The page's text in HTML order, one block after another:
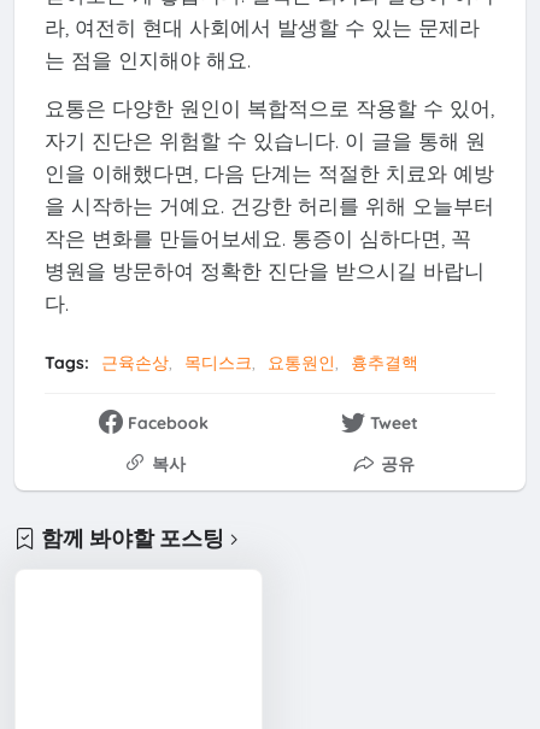
라, 여전히 현대 사회에서 발생할 수 있는 문제라
는 점을 인지해야 해요.
요통은 다양한 원인이 복합적으로 작용할 수 있어,
자기 진단은 위험할 수 있습니다. 이 글을 통해 원
인을 이해했다면, 다음 단계는 적절한 치료와 예방
을 시작하는 거예요. 건강한 허리를 위해 오늘부터
작은 변화를 만들어보세요. 통증이 심하다면, 꼭
병원을 방문하여 정확한 진단을 받으시길 바랍니
다.
Tags: 근육손상 목디스크 요통원인 흉추결핵
Facebook
Tweet
복사
공유
함께 봐야할 포스팅